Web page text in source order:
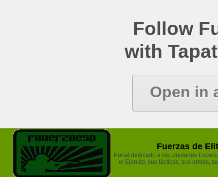
Follow
with
Open in
Fuerzas de
Portal dedicado a las Unidades
el Ejercito, sus tácticas, sus armas,